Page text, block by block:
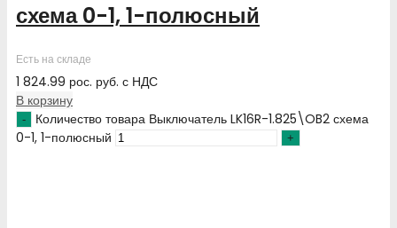
схема 0-1, 1-полюсный
Есть на складе
1 824.99 рос. руб. с НДС
В корзину
Количество товара Выключатель LK16R-1.825\OB2 схема
0-1, 1-полюсный